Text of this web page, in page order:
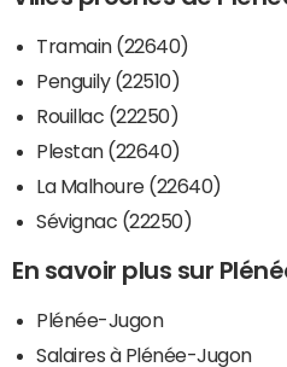
Tramain (22640)
Penguily (22510)
Rouillac (22250)
Plestan (22640)
La Malhoure (22640)
Sévignac (22250)
En savoir plus sur
Plénée-Jugon
Salaires à Plénée-Jugon